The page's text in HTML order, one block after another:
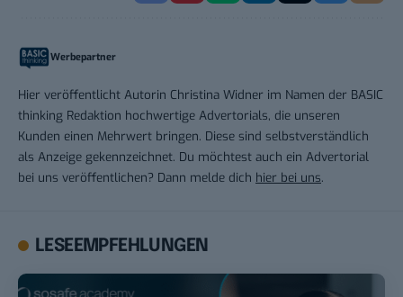
Werbepartner
Hier veröffentlicht Autorin Christina Widner im Namen der BASIC
thinking Redaktion hochwertige Advertorials, die unseren
Kunden einen Mehrwert bringen. Diese sind selbstverständlich
als Anzeige gekennzeichnet. Du möchtest auch ein Advertorial
bei uns veröffentlichen? Dann melde dich hier bei uns.
LESEEMPFEHLUNGEN